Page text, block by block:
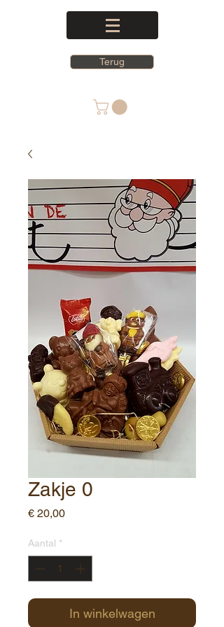
Terug
Zakje 0
€ 20,00Prijs
Aantal *
In winkelwagen